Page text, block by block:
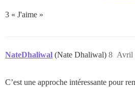
3 « J'aime »
NateDhaliwal (Nate Dhaliwal) Avril
8
C’est une approche intéressante pour